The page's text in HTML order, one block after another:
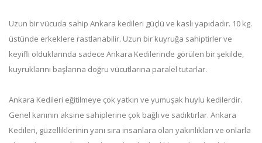
Uzun bir vücuda sahip Ankara kedileri güçlü ve kaslı yapıdadır. 10 kg.
üstünde erkeklere rastlanabilir. Uzun bir kuyruğa sahiptirler ve
keyifli olduklarında sadece Ankara Kedilerinde görülen bir şekilde,
kuyruklarını başlarına doğru vücutlarına paralel tutarlar.
Ankara Kedileri eğitilmeye çok yatkın ve yumuşak huylu kedilerdir.
Genel kanının aksine sahiplerine çok bağlı ve sadıktırlar. Ankara
Kedileri, güzelliklerinin yanı sıra insanlara olan yakınlıkları ve onlarla